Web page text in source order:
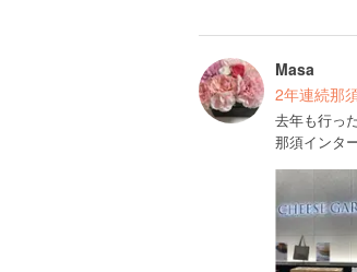
Masa
2年連続那
去年も行っ
那須インタ